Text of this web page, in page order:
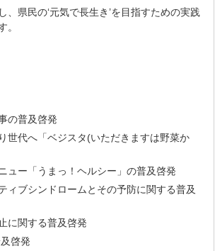
県民の‘元気で長生き’を目指すための実践
。
の普及啓発
世代へ「ベジスタ(いただきますは野菜か
ュー「うまっ！ヘルシー」の普及啓発
ィブシンドロームとその予防に関する普及
に関する普及啓発
啓発